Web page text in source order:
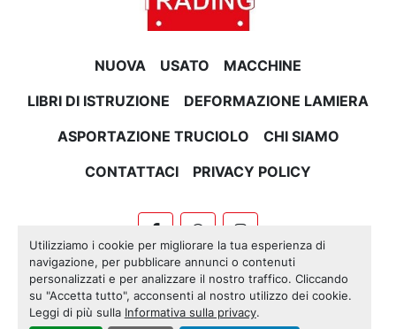
Utilizziamo i cookie per migliorare la tua esperienza di
navigazione, per pubblicare annunci o contenuti
personalizzati e per analizzare il nostro traffico. Cliccando
su "Accetta tutto", acconsenti al nostro utilizzo dei cookie.
Leggi di più sulla Informativa sulla privacy.
NUOVA USATO
MACCHINE
LIBRI DI ISTRUZIONE
DEFORMAZIONE LAMIERA
ASPORTAZIONE TRUCIOLO
CHI SIAMO
CONTATTACI
PRIVACY POLICY
facebookwhatsappinstagram
Machinio System sito web diMachinio
Personalizza le preferenze sui Cookies